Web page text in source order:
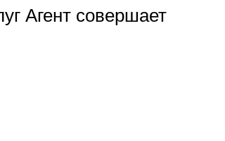
Агент совершает